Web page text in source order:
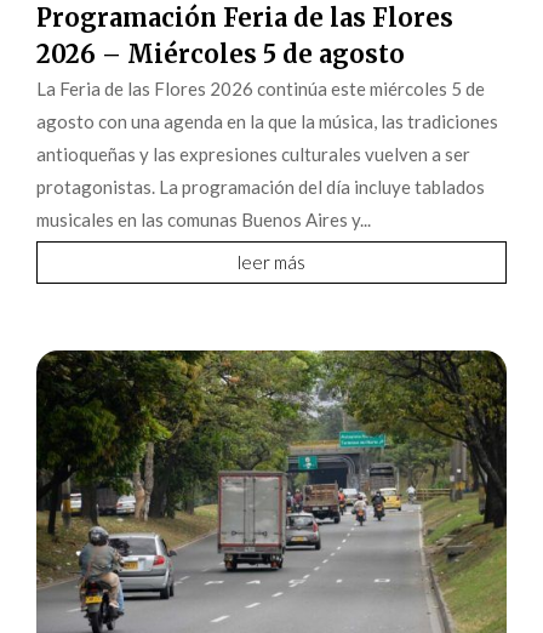
Programación Feria de las Flores
2026 – Miércoles 5 de agosto
La Feria de las Flores 2026 continúa este miércoles 5 de
agosto con una agenda en la que la música, las tradiciones
antioqueñas y las expresiones culturales vuelven a ser
protagonistas. La programación del día incluye tablados
musicales en las comunas Buenos Aires y...
leer más